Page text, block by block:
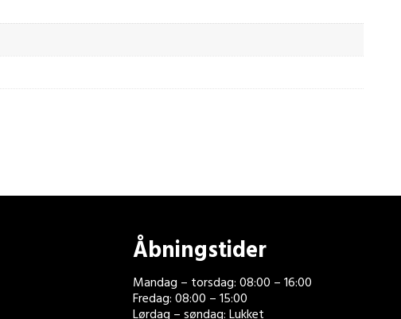
Åbningstider
Mandag – torsdag: 08:00 – 16:00
Fredag: 08:00 – 15:00
Lørdag – søndag: Lukket